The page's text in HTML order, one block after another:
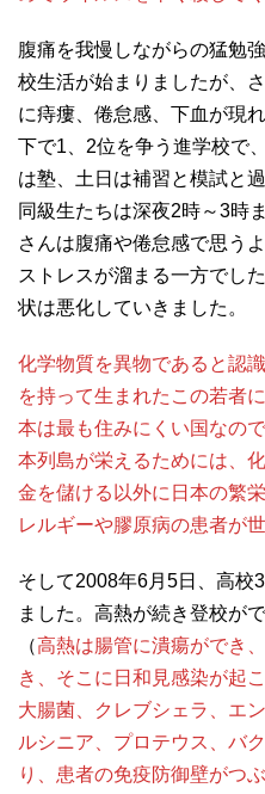
腹痛を我慢しながらの猛勉
校生活が始まりましたが、
に痔瘻、倦怠感、下血が現
下で1、2位を争う進学校で
は塾、土日は補習と模試と
同級生たちは深夜2時～3時
さんは腹痛や倦怠感で思う
ストレスが溜まる一方でし
状は悪化していきました。
化学物質を異物であると認
を持って生まれたこの若者
本は最も住みにくい国なの
本列島が栄えるためには、
金を儲ける以外に日本の繁
レルギーや膠原病の患者が
そして2008年6月5日、高校
ました。高熱が続き登校が
（高熱は腸管に潰瘍ができ
き、そこに日和見感染が起
大腸菌、クレブシェラ、エ
ルシニア、プロテウス、バ
り、患者の免疫防御壁がつ